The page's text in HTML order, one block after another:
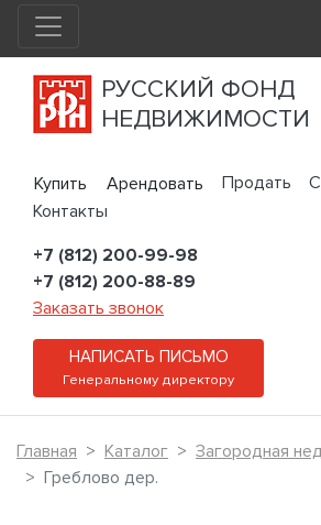
РУССКИЙ ФОНД
НЕДВИЖИМОСТИ
Купить Арендовать Продать
Контакты
+7 (812) 200-99-98
+7 (812) 200-88-89
Заказать звонок
НАПИСАТЬ ПИСЬМО
Генеральному директору
Главная Каталог
Загородная
Греблово дер.